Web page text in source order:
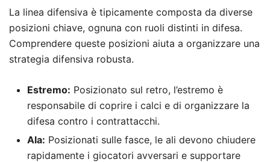
La linea difensiva è tipicamente composta da diverse
posizioni chiave, ognuna con ruoli distinti in difesa.
Comprendere queste posizioni aiuta a organizzare una
strategia difensiva robusta.
Estremo: Posizionato sul retro, l’estremo è
responsabile di coprire i calci e di organizzare la
difesa contro i contrattacchi.
Ala: Posizionati sulle fasce, le ali devono chiudere
rapidamente i giocatori avversari e supportare